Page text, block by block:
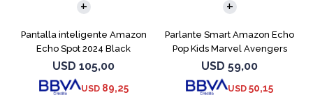
Pantalla inteligente Amazon
Echo Spot 2024 Black
USD 105,00
USD 89,25
Parlante Smart Amazon Echo
Pop Kids Marvel Avengers
USD 59,00
USD 50,15